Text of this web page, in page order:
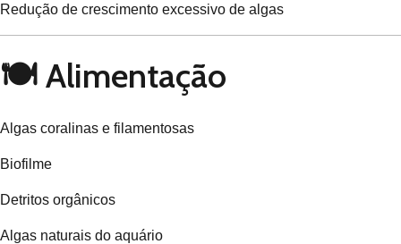
Redução de crescimento excessivo de algas
🍽️ Alimentação
Algas coralinas e filamentosas
Biofilme
Detritos orgânicos
Algas naturais do aquário